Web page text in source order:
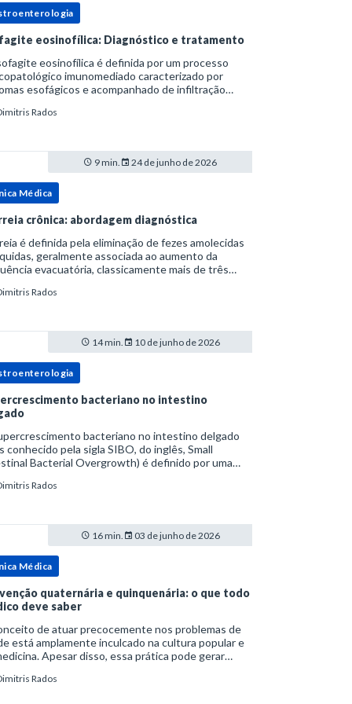
eosinofílica: Diagnóstico e tratamento
eosinofílica é definida por um processo
imunomediado caracterizado por
esofágicos e acompanhado de infiltração
do espectro da doença do refluxo gastr
Rados
9 min. 24 de junho de 2026
Médica
crônica: abordagem diagnóstica
é definida pela eliminação de fezes amolecidas
geralmente associada ao aumento da
evacuatória, classicamente mais de três
a consistência das fezes costuma s
Rados
14 min. 10 de junho de 2026
bacteriano no intestino
bacteriano no intestino delgado
conhecido pela sigla SIBO, do inglês, Small
Bacterial Overgrowth) é definido por uma
de disbiose do trato digestivo. P
Rados
16 min. 03 de junho de 2026
Médica
quaternária e quinquenária: o que todo
deve saber
de atuar precocemente nos problemas de
está amplamente inculcado na cultura popular e
Apesar disso, essa prática pode gerar
podem advir de prevenção excessiva
Rados